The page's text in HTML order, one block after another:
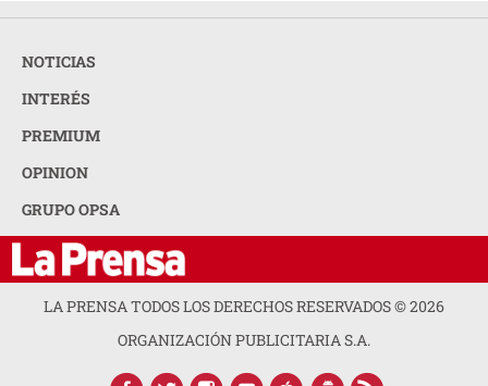
NOTICIAS
INTERÉS
PREMIUM
OPINION
GRUPO OPSA
LA PRENSA TODOS LOS DERECHOS RESERVADOS ©2026
ORGANIZACIÓN PUBLICITARIA S.A.